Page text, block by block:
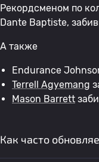
Рекордсменом по
Dante Baptiste,
А также
Endurance
Terrell Agyemang
Mason Barrett
Как часто